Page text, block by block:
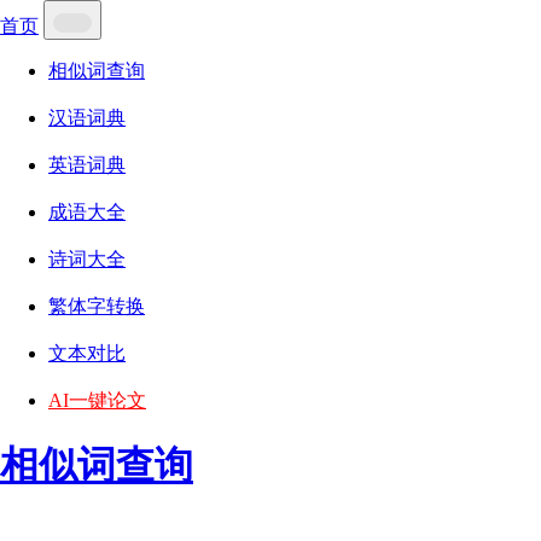
首页
相似词查询
汉语词典
英语词典
成语大全
诗词大全
繁体字转换
文本对比
AI一键论文
相似词查询